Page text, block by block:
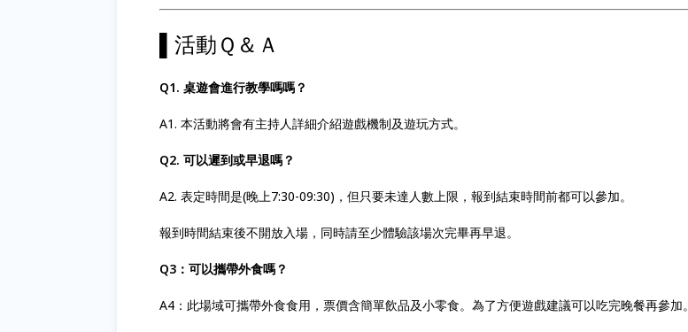
▌活動Ｑ＆Ａ
Q1. 桌遊會進行教學嗎嗎？
A1. 本活動將會有主持人詳細介紹遊戲機制及遊玩方式。
Q2. 可以遲到或早退嗎？
A2. 表定時間是(晚上7:30-09:30)，但只要未達人數上限，報到結束時間前都可以參加。
報到時間結束後不開放入場，同時請至少體驗該場次完畢再早退。
Q3：可以攜帶外食嗎？
A4：此場域可攜帶外食食用，票價含簡單飲品及小零食。為了方便遊戲建議可以吃完晚餐再參加。